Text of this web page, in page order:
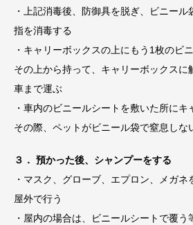
・上記消毒後、防御具を脱ぎ、ビニー
指を消毒する
・キャリーボックスの上にもう1枚のビ
その上から持って、キャリーボックスに
車まで運ぶ
・車内のビニールシートを敷いた所にキ
その際、ペットがビニール袋で窒息しな
３． 預かった後、シャンプーをする
・マスク、グローブ、エプロン、メガ
屋外で行う
・屋内の場合は、ビニールシートで覆